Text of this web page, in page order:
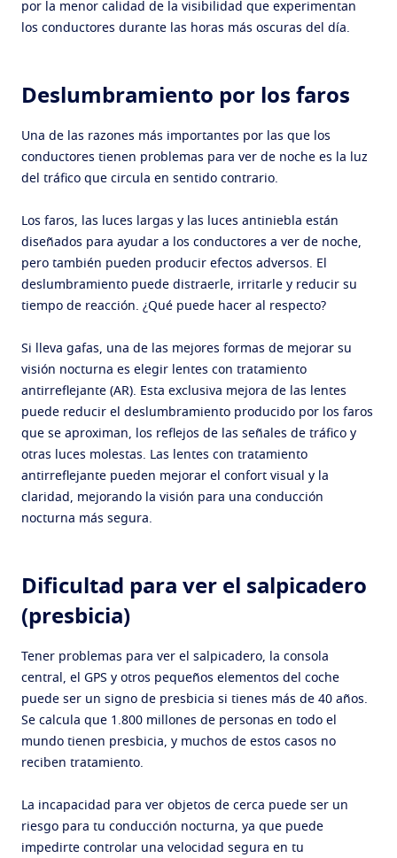
por la menor calidad de la visibilidad que experimentan
los conductores durante las horas más oscuras del día.
Deslumbramiento por los faros
Una de las razones más importantes por las que los
conductores tienen problemas para ver de noche es la luz
del tráfico que circula en sentido contrario.
Los faros, las luces largas y las luces antiniebla están
diseñados para ayudar a los conductores a ver de noche,
pero también pueden producir efectos adversos. El
deslumbramiento puede distraerle, irritarle y reducir su
tiempo de reacción. ¿Qué puede hacer al respecto?
Si lleva gafas, una de las mejores formas de mejorar su
visión nocturna es elegir lentes con tratamiento
antirreflejante (AR). Esta exclusiva mejora de las lentes
puede reducir el deslumbramiento producido por los faros
que se aproximan, los reflejos de las señales de tráfico y
otras luces molestas. Las lentes con tratamiento
antirreflejante pueden mejorar el confort visual y la
claridad, mejorando la visión para una conducción
nocturna más segura.
Dificultad para ver el salpicadero
(presbicia)
Tener problemas para ver el salpicadero, la consola
central, el GPS y otros pequeños elementos del coche
puede ser un signo de presbicia si tienes más de 40 años.
Se calcula que 1.800 millones de personas en todo el
mundo tienen presbicia, y muchos de estos casos no
reciben tratamiento.
La incapacidad para ver objetos de cerca puede ser un
riesgo para tu conducción nocturna, ya que puede
impedirte controlar una velocidad segura en tu